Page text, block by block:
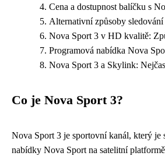
Cena a dostupnost balíčku s
Alternativní způsoby
Nova Sport 3 v HD kvalitě:
Programová nabídka Nova
Nova Sport 3 a Skylink:
Co je Nova Sport 3?
Nova Sport 3 je sportovní kanál, který je
nabídky Nova Sport na satelitní